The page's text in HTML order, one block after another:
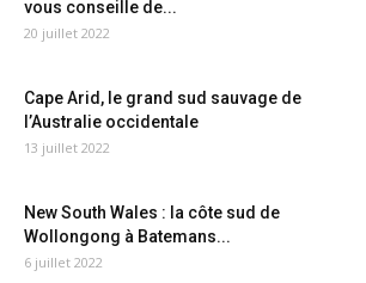
vous conseille de...
20 juillet 2022
Cape Arid, le grand sud sauvage de
l’Australie occidentale
13 juillet 2022
New South Wales : la côte sud de
Wollongong à Batemans...
6 juillet 2022